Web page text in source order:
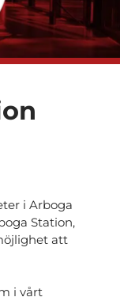
i Arboga
Station,
att
i vårt